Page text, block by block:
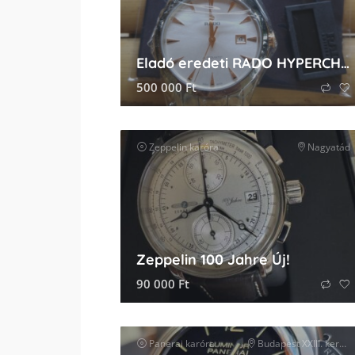
Eladó eredeti RADO HYPERCHROME férfi karóra
500 000Ft
Zeppelinkaróra Nagyatád
Zeppelin 100 Jahre Új!
90 000Ft
Panerai karóra Budapest XXIII. kerület